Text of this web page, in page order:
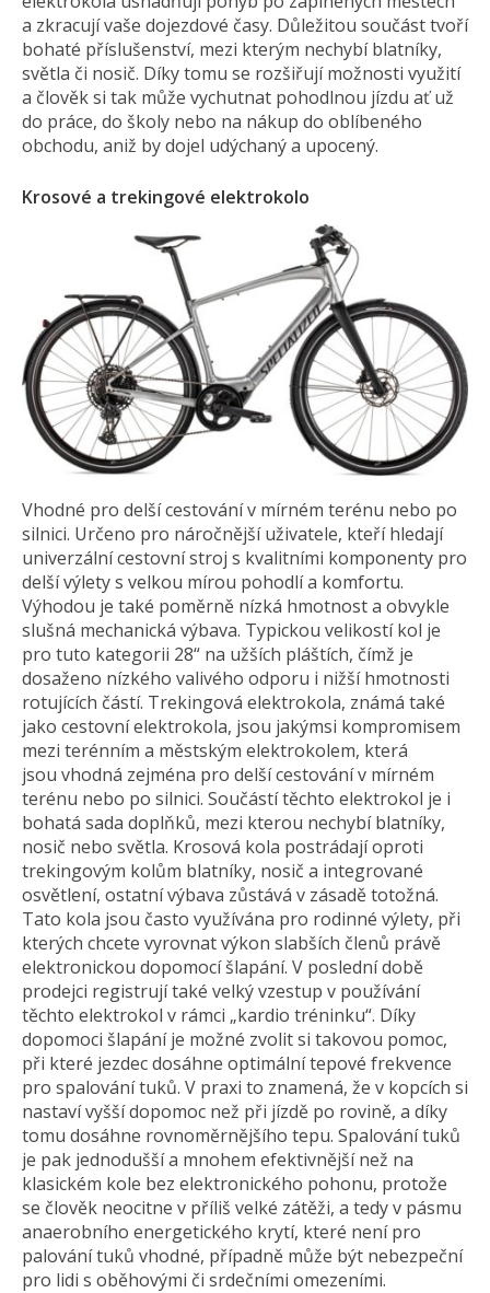
a zkracují vaše dojezdové časy. Důležitou součást tvoří
bohaté příslušenství, mezi kterým nechybí blatníky,
světla či nosič. Díky tomu se rozšiřují možnosti využití
a člověk si tak může vychutnat pohodlnou jízdu ať už
do práce, do školy nebo na nákup do oblíbeného
obchodu, aniž by dojel udýchaný a upocený.
Krosové a trekingové elektrokolo
Vhodné pro delší cestování v mírném terénu nebo po
silnici. Určeno pro náročnější uživatele, kteří hledají
univerzální cestovní stroj s kvalitními komponenty pro
delší výlety s velkou mírou pohodlí a komfortu.
Výhodou je také poměrně nízká hmotnost a obvykle
slušná mechanická výbava. Typickou velikostí kol je
pro tuto kategorii 28“ na užších pláštích, čímž je
dosaženo nízkého valivého odporu i nižší hmotnosti
rotujících částí. Trekingová elektrokola, známá také
jako cestovní elektrokola, jsou jakýmsi kompromisem
mezi terénním a městským elektrokolem, která
jsou vhodná zejména pro delší cestování v mírném
terénu nebo po silnici. Součástí těchto elektrokol je i
bohatá sada doplňků, mezi kterou nechybí blatníky,
nosič nebo světla. Krosová kola postrádají oproti
trekingovým kolům blatníky, nosič a integrované
osvětlení, ostatní výbava zůstává v zásadě totožná.
Tato kola jsou často využívána pro rodinné výlety, při
kterých chcete vyrovnat výkon slabších členů právě
elektronickou dopomocí šlapání. V poslední době
prodejci registrují také velký vzestup v používání
těchto elektrokol v rámci „kardio tréninku“. Díky
dopomoci šlapání je možné zvolit si takovou pomoc,
při které jezdec dosáhne optimální tepové frekvence
pro spalování tuků. V praxi to znamená, že v kopcích si
nastaví vyšší dopomoc než při jízdě po rovině, a díky
tomu dosáhne rovnoměrnějšího tepu. Spalování tuků
je pak jednodušší a mnohem efektivnější než na
klasickém kole bez elektronického pohonu, protože
se člověk neocitne v příliš velké zátěži, a tedy v pásmu
anaerobního energetického krytí, které není pro
palování tuků vhodné, případně může být nebezpeční
pro lidi s oběhovými či srdečními omezeními.